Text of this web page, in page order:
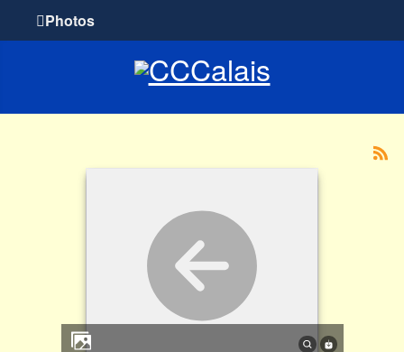
Photos